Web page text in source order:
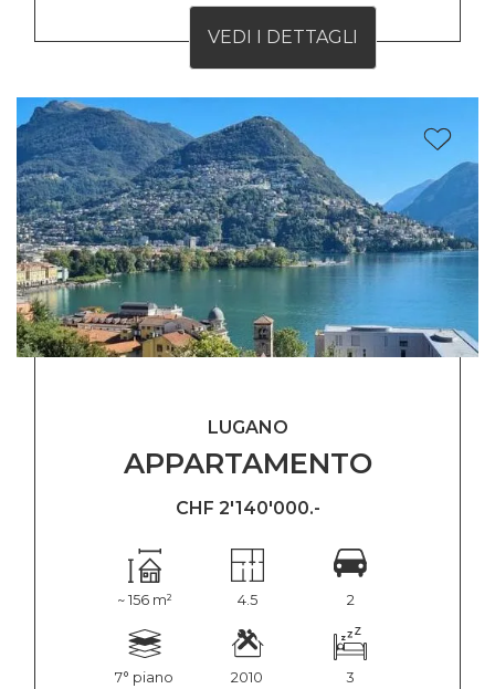
VEDI I DETTAGLI
APPARTAMENTO
LUGANO
CHF 2'140'000.-
~ 156 m² 4.5 2
7° piano 2010 3